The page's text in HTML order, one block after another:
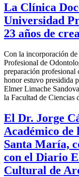
La Clínica
Universidad
23 años de
Con la incorporación de
Profesional de
preparación profesional
honor estuvo presidida
Elmer Limache
la Facultad de
El Dr. Jorge
Académico de
Santa María,
con el Diario
Cultural de